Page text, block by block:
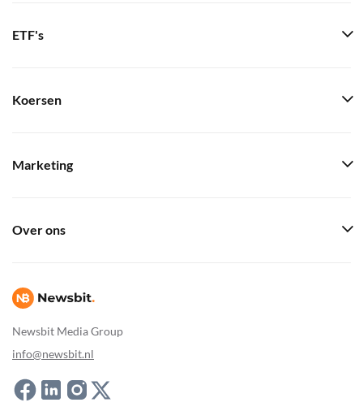
Newsbit Media Group
info@newsbit.nl
ETF's
Koersen
Marketing
Over ons